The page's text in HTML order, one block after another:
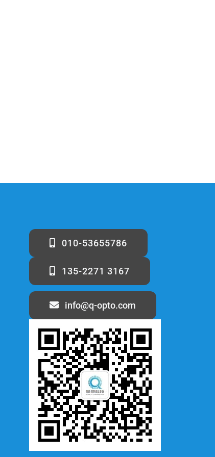
010-53655786
135-2271 3167
info@q-opto.com